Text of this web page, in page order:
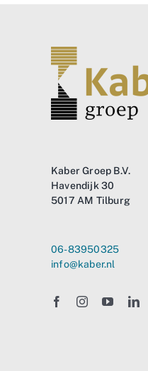
Kaber Groep B.V.
Havendijk 30
5017 AM Tilburg
06-83950325
info@kaber.nl